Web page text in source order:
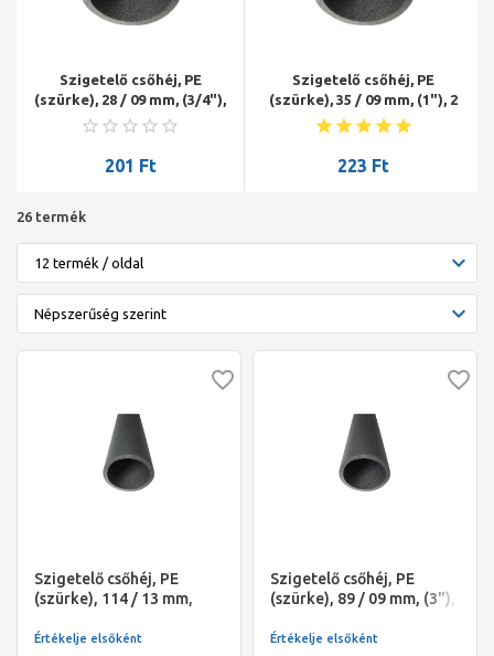
Szigetelő csőhéj, PE
(szürke), 28 / 09 mm, (3/4"),
2 fm/szál, NMC Climaflex
201 Ft
Szigetelő csőhéj, PE
(szürke), 35 / 09 mm, (1"), 2
fm/szál, NMC Climaflex
223 Ft
26 termék
Szigetelő csőhéj, PE
(szürke), 114 / 13 mm,
Climaflex Premium
Értékelje elsőként
Szigetelő csőhéj, PE
(szürke), 89 / 09 mm, (3"),
Premium
Értékelje elsőként